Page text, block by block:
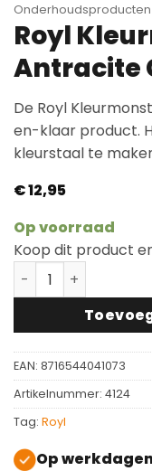
Onderhoudsproducten
Royl
Antracite
De Royl
en-klaar product.
kleurstaal te
€12,95
Op voorraad
Koop dit product
Royl
EAN: 8716544041073
Artikelnummer: 4124
Tag: Royl
Op